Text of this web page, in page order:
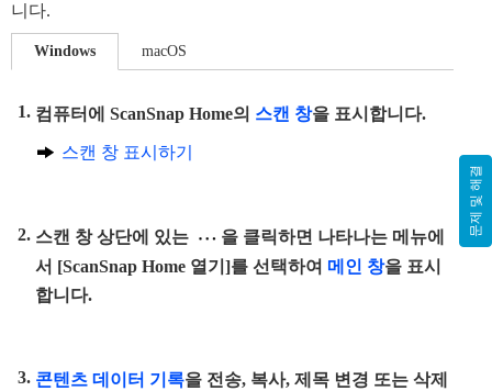
니다.
Windows
컴퓨터에 ScanSnap Home의 스캔 창을 표시합니다.
스캔 창 표시하기
스캔 창 상단에 있는
을 클릭하면 나타나는 메뉴에
서 [ScanSnap Home 열기]를 선택하여 메인 창을 표시
합니다.
콘텐츠 데이터 기록을 전송, 복사, 제목 변경 또는 삭제
macOS
문제 및 해결